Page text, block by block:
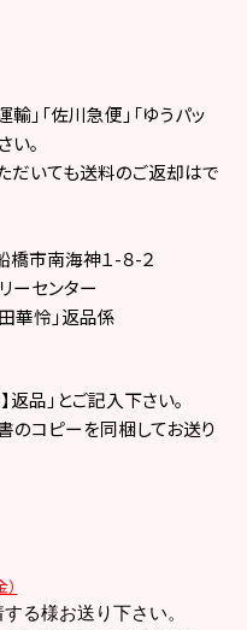
佐川急便」「ゆうパッ
。
ても送料のご返却はで
市南海神１-８-２
ンター
華怜」返品係
」とご記入下さい。
ーを同梱してお送り
る様お送り下さい。